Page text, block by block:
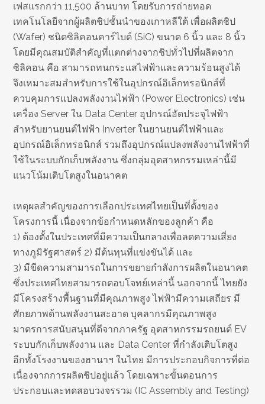
เฟสแรกกว่า 11,500 ล้านบาท โดยรับการถ่ายทอด
เทคโนโลยีจากผู้ผลิตชิปชั้นนำของเกาหลีใต้ เพื่อผลิตชิป
(Wafer) ชนิดซิลิคอนคาร์ไบด์ (SiC) ขนาด 6 นิ้ว และ 8 นิ้ว
โดยมีคุณสมบัติสำคัญที่แตกต่างจากชิปทั่วไปที่ผลิตจาก
ซิลิคอน คือ สามารถทนกระแสไฟฟ้าและความร้อนสูงได้
จึงเหมาะสมสำหรับการใช้ในอุปกรณ์อิเล็กทรอนิกส์ที่
ควบคุมการแปลงพลังงานไฟฟ้า (Power Electronics) เช่น
เครื่อง Server ใน Data Center อุปกรณ์อัดประจุไฟฟ้า
สำหรับยานยนต์ไฟฟ้า Inverter ในยานยนต์ไฟฟ้าและ
อุปกรณ์อิเล็กทรอนิกส์ รวมถึงอุปกรณ์แปลงพลังงานไฟฟ้าที่
ใช้ในระบบกักเก็บพลังงาน ซึ่งกลุ่มอุตสาหกรรมเหล่านี้มี
แนวโน้มเติบโตสูงในอนาคต
เหตุผลสำคัญของการเลือกประเทศไทยเป็นที่ตั้งของ
โครงการนี้ เนื่องจากข้อกำหนดหลักของลูกค้า คือ
1) ต้องตั้งในประเทศที่มีความเป็นกลางเพื่อลดความเสี่ยง
ทางภูมิรัฐศาสตร์ 2) มีต้นทุนที่แข่งขันได้ และ
3) มีขีดความสามารถในการขยายกำลังการผลิตในอนาคต
ซึ่งประเทศไทยสามารถตอบโจทย์เหล่านี้ นอกจากนี้ ไทยยัง
มีโครงสร้างพื้นฐานที่มีคุณภาพสูง ไฟฟ้ามีความเสถียร มี
ศักยภาพด้านพลังงานสะอาด บุคลากรมีคุณภาพสูง
มาตรการสนับสนุนที่ดีจากภาครัฐ อุตสาหกรรมรถยนต์ EV
ระบบกักเก็บพลังงาน และ Data Center ที่กำลังเติบโตสูง
อีกทั้งโรงงานของฮานาฯ ในไทย มีการประกอบกิจการที่ต่อ
เนื่องจากการผลิตชิปอยู่แล้ว โดยเฉพาะขั้นตอนการ
ประกอบและทดสอบวงจรรวม (IC Assembly and Testing)